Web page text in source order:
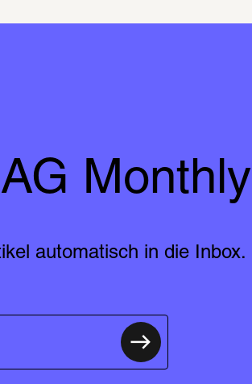
Monthly
automatisch in die Inbox.